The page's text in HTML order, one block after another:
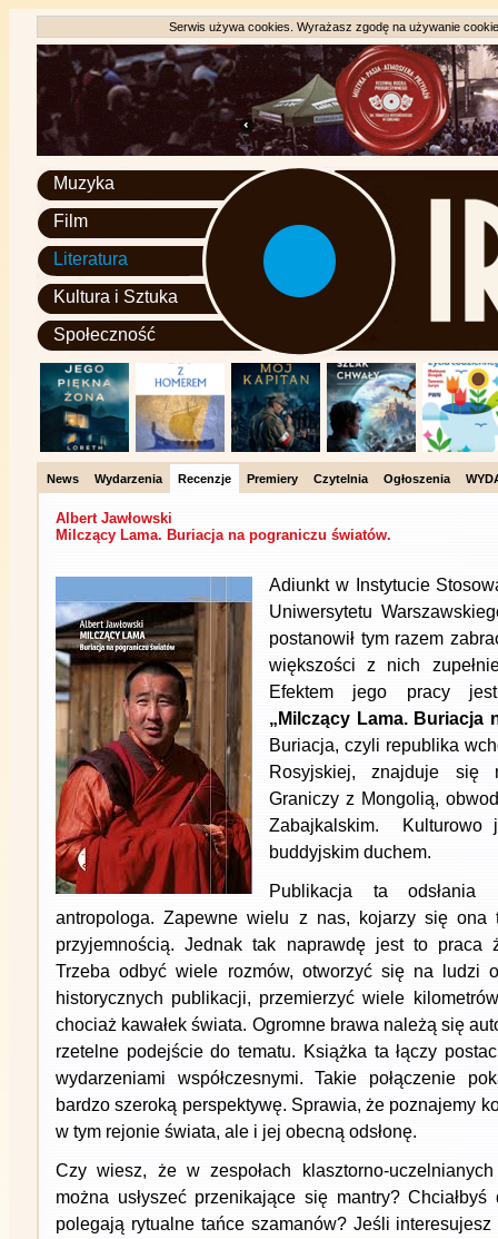
Serwis używa cookies. Wyrażasz zgodę na używanie
Muzyka
Film
Literatura
Kultura i Sztuka
Społeczność
News Wydarzenia Recenzje Premiery Czytelnia Ogłoszenia
Albert Jawłowski
Milczący Lama. Buriacja na pograniczu światów.
Adiunkt w Instytucie
Uniwersytetu
postanowił tym razem
większości z nich
Efektem jego pracy jest
„Milczący Lama. Buriacja
Buriacja, czyli republika
Rosyjskiej, znajduje się
Graniczy z Mongolią,
Zabajkalskim. Kulturowo
buddyjskim duchem.
Publikacja ta
antropologa. Zapewne wielu z nas, kojarzy się ona
przyjemnością. Jednak tak naprawdę jest to praca
Trzeba odbyć wiele rozmów, otworzyć się na ludzi
historycznych publikacji, przemierzyć wiele
chociaż kawałek świata. Ogromne brawa należą się
rzetelne podejście do tematu. Książka ta łączy
wydarzeniami współczesnymi. Takie połączenie
bardzo szeroką perspektywę. Sprawia, że poznajemy
w tym rejonie świata, ale i jej obecną odsłonę.
Czy wiesz, że w zespołach klasztorno-
można usłyszeć przenikające się mantry?
polegają rytualne tańce szamanów? Jeśli